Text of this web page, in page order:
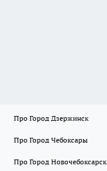
Про Город Дзержинск
Про Город Чебоксары
Про Город Новочебоксарск